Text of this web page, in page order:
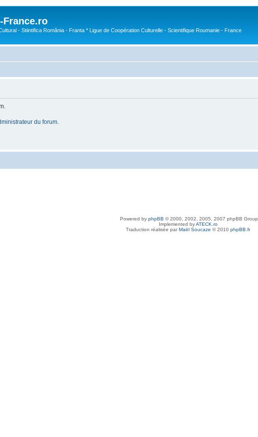
France.ro
- Stiintifica România - Franta * Ligue de Coopération Culturelle - Scientifique Roumanie - France
du forum
Powered by phpBB © 2000, 2002, 2005, 2007 phpBB Group
Implemented byATECK.ro
Traduction réalisée parMaël Soucaze © 2010 phpBB.fr